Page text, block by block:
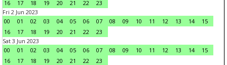
16
17 18 19 20 21 22
23
Fri 2 Jun 2023
00
01 02 03 04 05 06 07 08 09 10 11 12 13 14
15
16
17 18 19 20 21 22
23
Sat 3 Jun 2023
00
01 02 03 04 05 06 07 08 09 10 11 12 13 14
15
16
17 18 19 20 21 22
23